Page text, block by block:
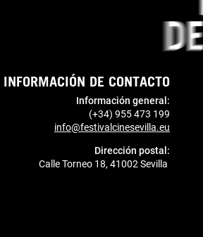
INFORMACIÓN DE CONTACTO
Información general:
(+34) 955 473 199
info@festivalcinesevilla.eu
Dirección postal:
Calle Torneo 18, 41002 Sevilla